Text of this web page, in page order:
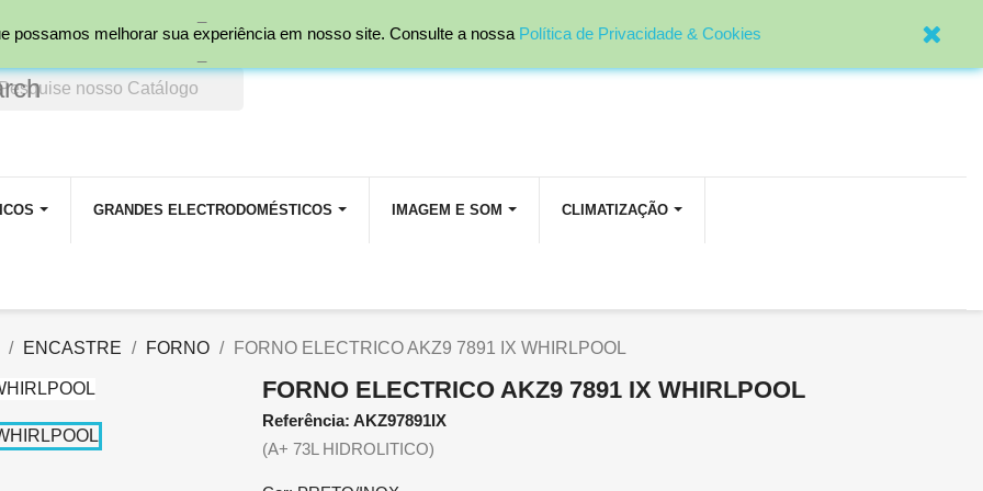
GRANDES ELECTRODOMÉSTICOS IMAGEM E SOM CLIMATIZAÇÃO
ENCASTRE FORNO FORNO ELECTRICO AKZ9 7891 IX WHIRLPOOL
FORNO ELECTRICO AKZ9 7891 IX WHIRLPOOL
Referência: AKZ97891IX
(A+ 73L HIDROLITICO)
possamos melhorar sua experiência em nosso site. Consulte a nossa Política de Privacidade & Cookies